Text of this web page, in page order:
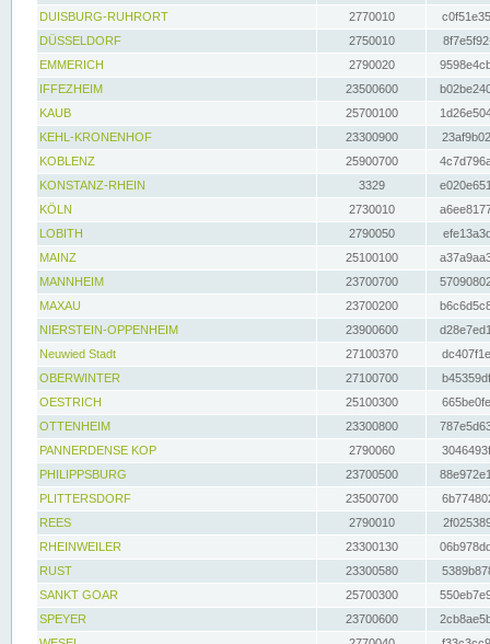
DUISBURG-RUHRORT
2770010
DÜSSELDORF
2750010
EMMERICH
2790020
IFFEZHEIM
23500600
KAUB
25700100
KEHL-KRONENHOF
23300900
KOBLENZ
25900700
KONSTANZ-RHEIN
3329
KÖLN
2730010
LOBITH
2790050
MAINZ
25100100
MANNHEIM
23700700
MAXAU
23700200
NIERSTEIN-OPPENHEIM
23900600
Neuwied Stadt
27100370
OBERWINTER
27100700
OESTRICH
25100300
OTTENHEIM
23300800
PANNERDENSE KOP
2790060
PHILIPPSBURG
23700500
PLITTERSDORF
23500700
REES
2790010
RHEINWEILER
23300130
RUST
23300580
SANKT GOAR
25700300
SPEYER
23700600